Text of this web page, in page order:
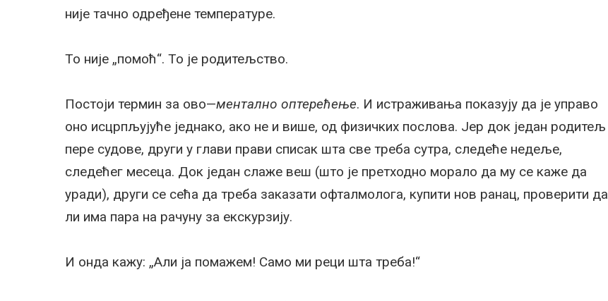
није тачно одређене температуре.
То није „помоћ“. То је родитељство.
Постоји термин за ово—ментално оптерећење. И истраживања показују да је управо
оно исцрпљујуће једнако, ако не и више, од физичких послова. Јер док један родитељ
пере судове, други у глави прави списак шта све треба сутра, следеће недеље,
следећег месеца. Док један слаже веш (што је претходно морало да му се каже да
уради), други се сећа да треба заказати офталмолога, купити нов ранац, проверити да
ли има пара на рачуну за екскурзију.
И онда кажу: „Али ја помажем! Само ми реци шта треба!“